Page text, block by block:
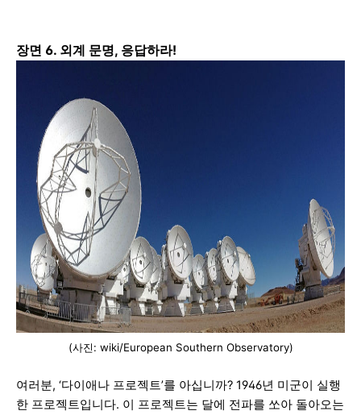
장면 6. 외계 문명, 응답하라!
(사진: wiki/European Southern Observatory)
여러분, ‘다이애나 프로젝트’를 아십니까? 1946년 미군이 실행
한 프로젝트입니다. 이 프로젝트는 달에 전파를 쏘아 돌아오는